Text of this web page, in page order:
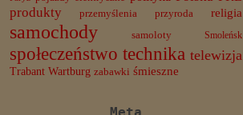
produkty
przemyślenia przyroda religia
samochody samoloty Smoleńsk
społeczeństwo technika telewizja
Trabant Wartburg zabawki śmieszne